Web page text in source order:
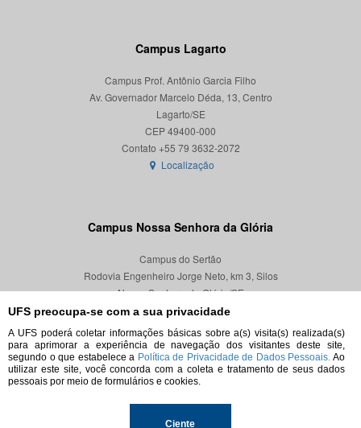
UFS preocupa-se com a sua privacidade
A UFS poderá coletar informações básicas sobre a(s) visita(s) realizada(s)
para aprimorar a experiência de navegação dos visitantes deste site,
segundo o que estabelece a Política de Privacidade de Dados Pessoais. Ao
utilizar este site, você concorda com a coleta e tratamento de seus dados
pessoais por meio de formulários e cookies.
Ciente
Campus Lagarto
Campus Prof. Antônio Garcia Filho
Av. Governador Marcelo Déda, 13, Centro
Lagarto/SE
CEP 49400-000
Localização
Campus Nossa Senhora da Glória
Campus do Sertão
Rodovia Engenheiro Jorge Neto, km 3, Silos
Nossa Senhora da Glória/SE
CEP 49680-000
Localização